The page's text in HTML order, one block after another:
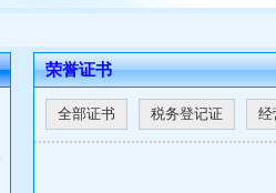
荣誉证书
全部证书 税务登记证 经